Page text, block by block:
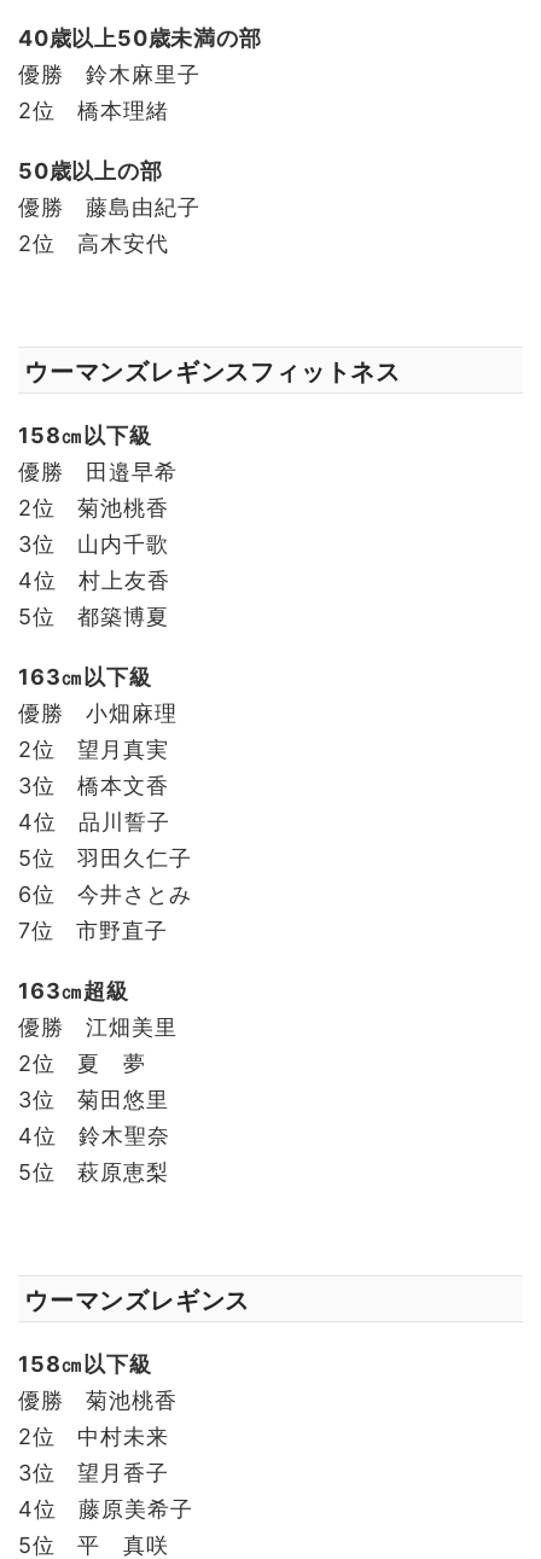
40歳以上50歳未満の部
優勝 鈴木麻里子
2位 橋本理緒
50歳以上の部
優勝 藤島由紀子
2位 高木安代
ウーマンズレギンスフィットネス
158㎝以下級
優勝 田邉早希
2位 菊池桃香
3位 山内千歌
4位 村上友香
5位 都築博夏
163㎝以下級
優勝 小畑麻理
2位 望月真実
3位 橋本文香
4位 品川誓子
5位 羽田久仁子
6位 今井さとみ
7位 市野直子
163㎝超級
優勝 江畑美里
2位 夏 夢
3位 菊田悠里
4位 鈴木聖奈
5位 萩原恵梨
ウーマンズレギンス
158㎝以下級
優勝 菊池桃香
2位 中村未来
3位 望月香子
4位 藤原美希子
5位 平 真咲